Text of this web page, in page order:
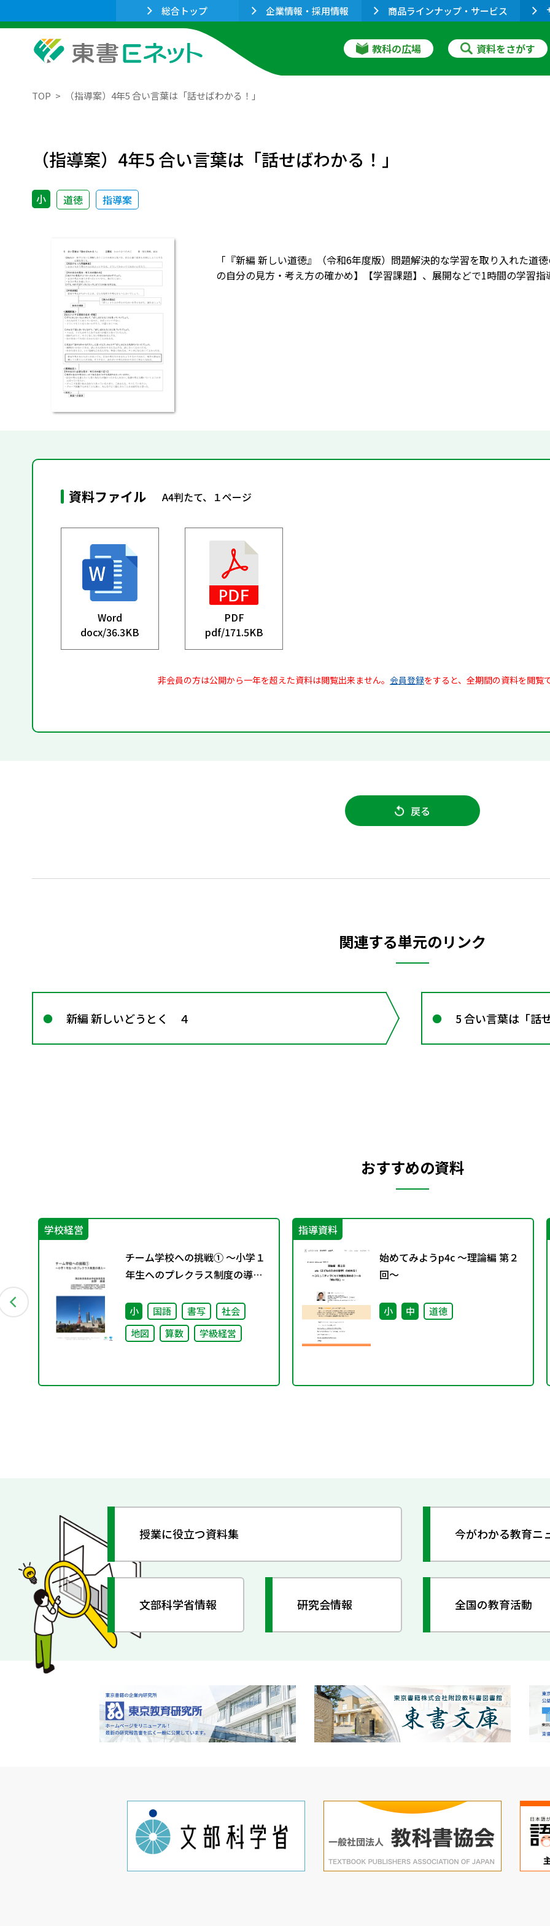
総合トップ 企業情報・採用情報 商品ラインナップ・サービス
教科の広場 資料をさがす
TOP （指導案）4年5 合い言葉は「話せばわかる！」
（指導案）4年5 合い言葉は「話せばわかる！」
小 道徳 指導案
「『新編 新しい道徳』（令和6年度版）問題解決的な学習を取り入れた道
の自分の見方・考え方の確かめ】【学習課題】、展開などで1時間の学習指
資料ファイル A4判たて、１ページ
Word
docx/36.3KB
PDF
pdf/171.5KB
非会員の方は公開から一年を超えた資料は閲覧出来ません。 会員登録をすると、全期間の資料を閲覧
戻る
関連する単元のリンク
新編 新しいどうとく ４ 5 合い言葉は「話
おすすめの資料
学校経営
チーム学校への挑戦① ～小学１
年生へのプレクラス制度の導入
小 国語 書写
社会
地図
算数 学級経営
指導資料
始めてみようp4c ～理論編 第２
回～
小 中 道徳
授業に役立つ資料集 今がわかる教育ニ
文部科学省情報 研究会情報 全国の教育活動